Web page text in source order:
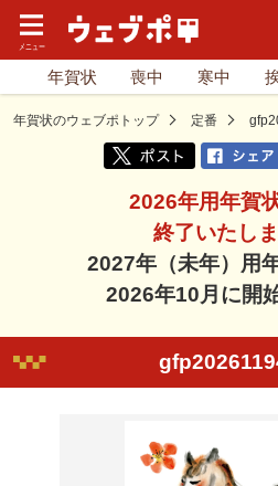
年賀状 喪中 寒中
年賀状のウェブポトップ 定番
2026年用年賀
終了いたしま
2027年（未年）用
2026年10月に開